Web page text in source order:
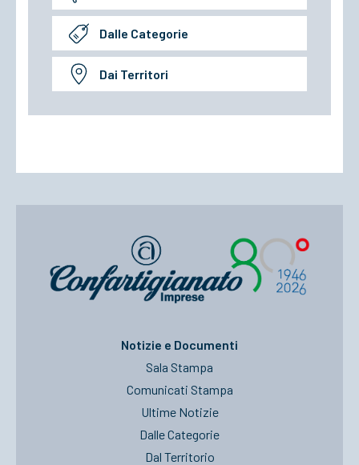
Dalle Categorie
Dai Territori
Notizie e Documenti
Sala Stampa
Comunicati Stampa
Ultime Notizie
Dalle Categorie
Dal Territorio